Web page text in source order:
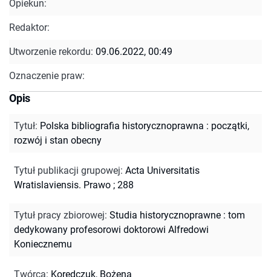
Opiekun:
Redaktor:
Utworzenie rekordu: 09.06.2022, 00:49
Oznaczenie praw:
Opis
Tytuł: Polska bibliografia historycznoprawna : początki,
rozwój i stan obecny
Tytuł publikacji grupowej: Acta Universitatis
Wratislaviensis. Prawo ; 288
Tytuł pracy zbiorowej: Studia historycznoprawne : tom
dedykowany profesorowi doktorowi Alfredowi
Koniecznemu
Twórca: Koredczuk, Bożena